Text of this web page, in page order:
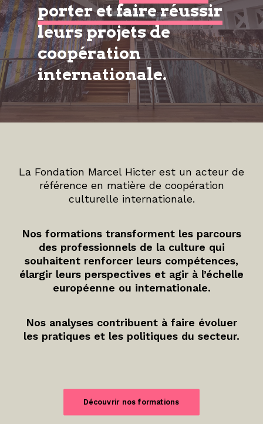
porter et faire réussir
leurs projets de
coopération
internationale.
La Fondation Marcel Hicter est un acteur de
référence en matière de coopération
culturelle internationale.
Nos formations transforment les parcours
des professionnels de la culture qui
souhaitent renforcer leurs compétences,
élargir leurs perspectives et agir à l’échelle
européenne ou internationale.
Nos analyses contribuent à faire évoluer
les pratiques et les politiques du secteur.
Découvrir nos formations